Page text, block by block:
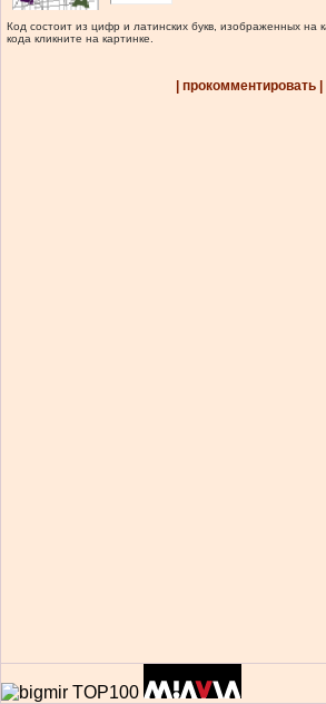
Код состоит из цифр и латинских букв, изображенных на
кода кликните на картинке.
| прокомментировать |